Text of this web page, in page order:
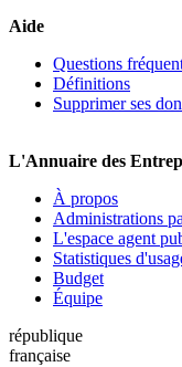
Aide
Questions
Définitions
Supprimer ses
L'Annuaire des
À propos
Administrations
L'espace agent
Statistiques
Budget
Équipe
république
française